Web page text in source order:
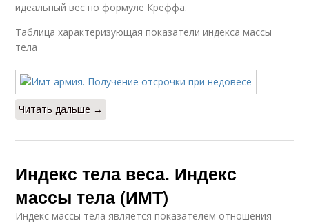
идеальный вес по формуле Креффа.
Таблица характеризующая показатели индекса массы
тела
Читать дальше →
Индекс тела веса. Индекс
массы тела (ИМТ)
Индекс массы тела является показателем отношения